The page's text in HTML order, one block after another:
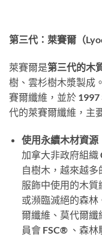
第三代：萊賽爾（
萊賽爾是第三代的木
樹、雲杉樹木漿製成
賽爾纖維，並於
代的萊賽爾纖維，主
使用永續木材資源
加拿大非政府組織
自樹木，越來越多
服飾中使用的木
或瀕臨滅絕的森
爾纖維、莫代爾纖
員會 FSC® 、森